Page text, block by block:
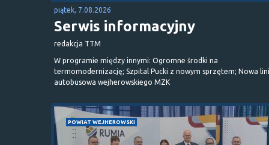
piątek, 7.08.2026
Serwis informacyjny
redakcja TTM
W programie między innymi: Ogromne środki na
termomodernizację; Szpital Pucki z nowym sprzętem; Nowa
autobusowa wejherowskiego MZK
POWIAT WEJHEROWSKI